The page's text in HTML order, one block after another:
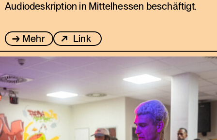
Audiodeskription in Mittelhessen beschäftigt.
Mehr Link